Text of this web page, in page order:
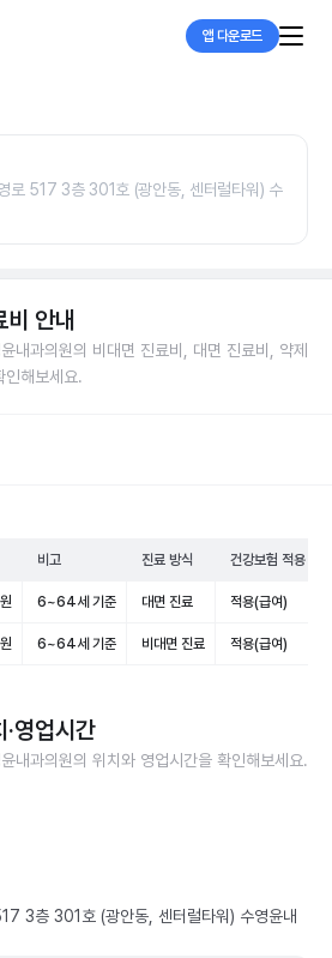
앱 다운로드
로 517 3층 301호 (광안동, 센터럴타워) 수
비 안내
내과의원의 비대면 진료비, 대면 진료비, 약제
인해보세요.
비고 진료 방식 건강보험 적용
6~64세 기준 대면 진료 적용(급여)
6~64세 기준 비대면 진료 적용(급여)
·영업시간
내과의원의 위치와 영업시간을 확인해보세요.
3층 301호 (광안동, 센터럴타워) 수영윤내